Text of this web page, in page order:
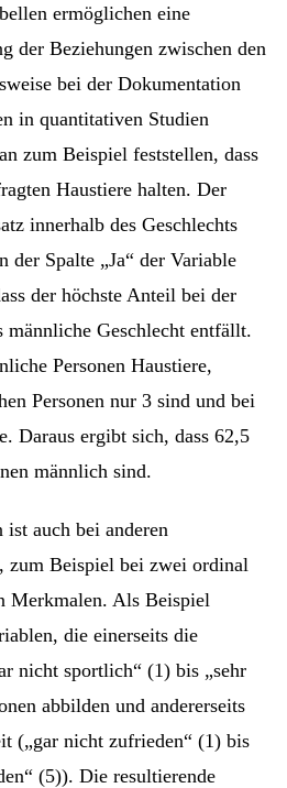
ermöglichen eine
der Beziehungen zwischen den
bei der Dokumentation
in quantitativen Studien
zum Beispiel feststellen, dass
Haustiere halten. Der
innerhalb des Geschlechts
der Spalte „Ja“ der Variable
der höchste Anteil bei der
männliche Geschlecht entfällt.
Personen Haustiere,
Personen nur 3 sind und bei
Daraus ergibt sich, dass 62,5
männlich sind.
auch bei anderen
zum Beispiel bei zwei ordinal
Merkmalen. Als Beispiel
die einerseits die
nicht sportlich“ (1) bis „sehr
abbilden und andererseits
(„gar nicht zufrieden“ (1) bis
(5)). Die resultierende